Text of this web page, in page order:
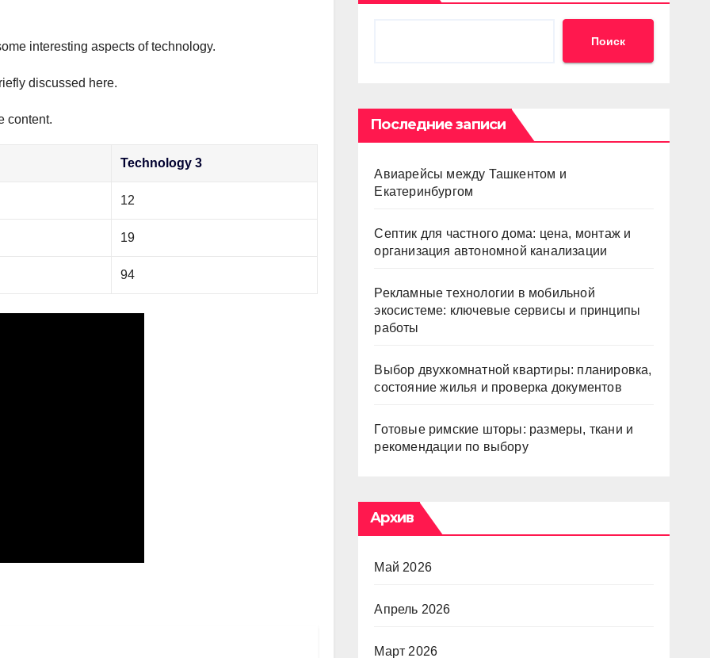
interesting aspects of technology.
discussed here.
content.
Technology 3
12
19
94
Поиск
Последние записи
Авиарейсы между Ташкентом и
Екатеринбургом
Септик для частного дома: цена, монтаж и
организация автономной канализации
Рекламные технологии в мобильной
экосистеме: ключевые сервисы и принципы
работы
Выбор двухкомнатной квартиры: планировка,
состояние жилья и проверка документов
Готовые римские шторы: размеры, ткани и
рекомендации по выбору
Архив
Май 2026
Апрель 2026
Март 2026